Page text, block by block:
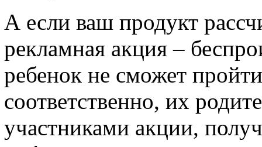
А если ваш продукт
рекламная акция –
ребенок не сможет
соответственно, их
участниками акции,